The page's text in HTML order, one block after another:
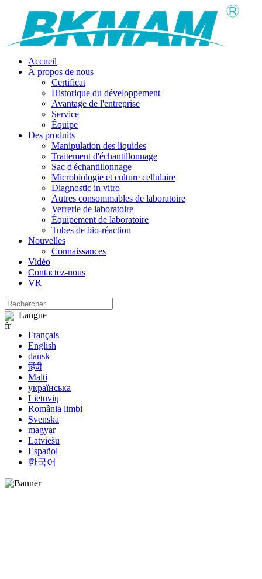
Accueil
À propos de nous
Certificat
Historique du développement
Avantage de l'entreprise
Service
Équipe
Des produits
Manipulation des liquides
Traitement d'échantillonnage
Sac d'échantillonnage
Microbiologie et culture cellulaire
Diagnostic in vitro
Autres consommables de laboratoire
Verrerie de laboratoire
Équipement de laboratoire
Tubes de bio-réaction
Nouvelles
Connaissances
Vidéo
Contactez-nous
VR
Langue
Français
English
dansk
हिंदी
Malti
українська
Lietuvių
România limbi
Svenska
magyar
Latviešu
Español
한국어